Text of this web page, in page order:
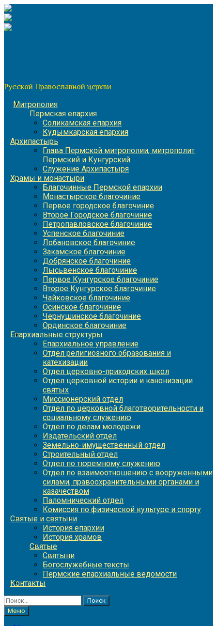
Перейти
к
содержимому
Русской Православной церкви
Митрополия
Пермская епархия
Соликамская епархия
Кудымкарская епархия
Архипастырь
Глава Пермской митрополии, митрополит
Пермский и Кунгурский
Служение Архипастыря
Храмы и монастыри
Благочинные Пермской епархии
Монастырское благочиние
Первое городское благочиние
Второе Городское благочиние
Петропавловское благочиние
Успенское благочиние
Лобановское благочиние
Закамское благочиние
Добрянское благочиние
Лысьвенское благочиние
Первое Кунгурское благочиние
Второе Кунгурское благочиние
Чайковское благочиние
Осинское благочиние
Чернушинское благочиние
Ординское благочиние
Епархиальные структуры
Епархиальное управление
Отдел религиозного образования и
катехизации
Отдел церковно-приходских школ
Отдел церковной истории и канонизации
святых
Миссионерский отдел
Отдел по церковной благотворительности и
социальному служению
Отдел по делам молодежи
Издательский отдел
Земельно-имущественный отдел
Строительный отдел
Отдел по тюремному служению
Отдел по взаимоотношению с вооруженными
силами, правоохранительными органами и
казачеством
Паломнический отдел
Комиссия по физической культуре и спорту
Святые и святыни
История епархии
История храмов
Святые
Святыни
Богослужебные тексты
Пермские епархиальные ведомости
Контакты
Найти:
Меню